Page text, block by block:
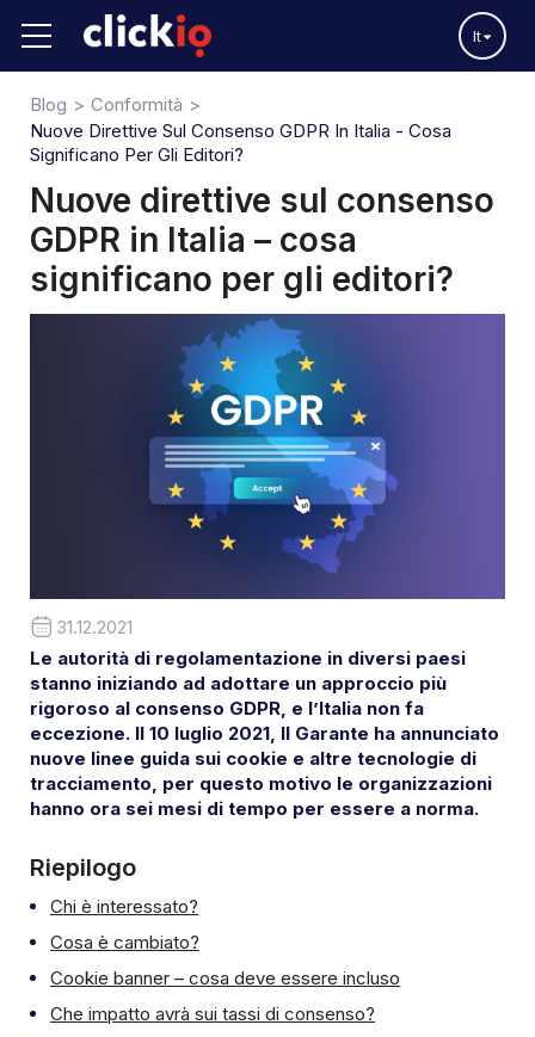
It
Blog
Conformità
Nuove Direttive Sul Consenso GDPR In Italia - Cosa
Significano Per Gli Editori?
Nuove direttive sul consenso
GDPR in Italia – cosa
significano per gli editori?
31.12.2021
Le autorità di regolamentazione in diversi paesi
stanno iniziando ad adottare un approccio più
rigoroso al consenso GDPR, e l’Italia non fa
eccezione. Il 10 luglio 2021, Il Garante ha annunciato
nuove linee guida sui cookie e altre tecnologie di
tracciamento, per questo motivo le organizzazioni
hanno ora sei mesi di tempo per essere a norma.
Riepilogo
Chi è interessato?
Cosa è cambiato?
Cookie banner – cosa deve essere incluso
Che impatto avrà sui tassi di consenso?